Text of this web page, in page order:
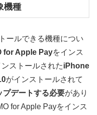
機種
ールできる機種につい
for Apple Payをインス
ンストールされたiPhone
がインストールされて
プデートする必要があり
for Apple Payをインス